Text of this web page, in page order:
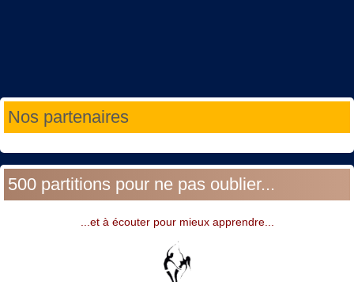
Nos partenaires
500 partitions pour ne pas oublier...
...et à écouter pour mieux apprendre...
Année
précédente
Mois
précédent
Année
suivante
Mois
suivant